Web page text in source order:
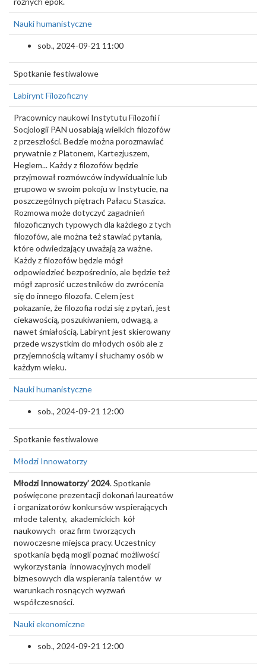
Nauki humanistyczne
sob., 2024-09-21 11:00
Spotkanie festiwalowe
Labirynt Filozoficzny
Pracownicy naukowi Instytutu Filozofii i
Socjologii PAN uosabiają wielkich filozofów
z przeszłości. Bedzie można porozmawiać
prywatnie z Platonem, Kartezjuszem,
Heglem... Każdy z filozofów będzie
przyjmował rozmówców indywidualnie lub
grupowo w swoim pokoju w Instytucie, na
poszczególnych piętrach Pałacu Staszica.
Rozmowa może dotyczyć zagadnień
filozoficznych typowych dla każdego z tych
filozofów, ale można też stawiać pytania,
które odwiedzający uważają za ważne.
Każdy z filozofów będzie mógł
odpowiedzieć bezpośrednio, ale będzie też
mógł zaprosić uczestników do zwrócenia
się do innego filozofa. Celem jest
pokazanie, że filozofia rodzi się z pytań, jest
ciekawością, poszukiwaniem, odwagą, a
nawet śmiałością. Labirynt jest skierowany
przede wszystkim do młodych osób ale z
przyjemnością witamy i słuchamy osób w
każdym wieku.
Nauki humanistyczne
sob., 2024-09-21 12:00
Spotkanie festiwalowe
Młodzi Innowatorzy
Młodzi Innowatorzy’ 2024. Spotkanie
poświęcone prezentacji dokonań laureatów
i organizatorów konkursów wspierających
młode talenty, akademickich kół
naukowych oraz firm tworzących
nowoczesne miejsca pracy. Uczestnicy
spotkania będą mogli poznać możliwości
wykorzystania innowacyjnych modeli
biznesowych dla wspierania talentów w
warunkach rosnących wyzwań
współczesności.
Nauki ekonomiczne
sob., 2024-09-21 12:00